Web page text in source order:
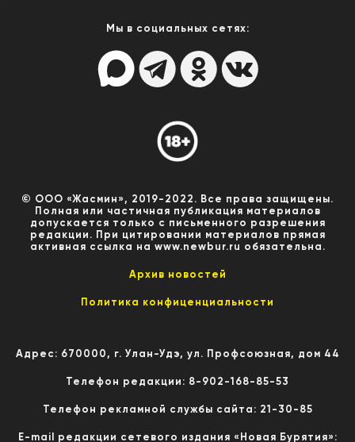
Мы в социальных сетях:
© ООО «Жасмин», 2019-2022. Все права защищены.
Полная или частичная публикация материалов
допускается только с письменного разрешения
редакции. При цитировании материалов прямая
активная ссылка на www.newbur.ru обязательна.
Архив новостей
Политика конфиценциальности
Адрес: 670000, г. Улан-Удэ, ул. Профсоюзная, дом 44
Телефон редакции: 8-902-168-85-53
Телефон рекламной службы сайта: 21-30-85
E-mail редакции сетевого издания «Новая Бурятия»: